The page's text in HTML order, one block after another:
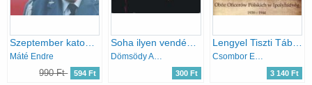
Szeptember katonája (Zolnierz Wrzesnia)
Máté Endre
990 Ft 594 Ft
Soha ilyen vendégséget...-Magyar tiszti hadifoglyok a Szovjetúnióban (1945-1947)
Dömsödy Aurél
300 Ft
Lengyel Tiszti Tábor - Ipolyhídvég - Obóz Oficerów Polskich w Ipolyhídvég 1939-1944 ( Lengyel - Magyar nyelvű )
Csombor Erzsébet szerk.
3 140 Ft